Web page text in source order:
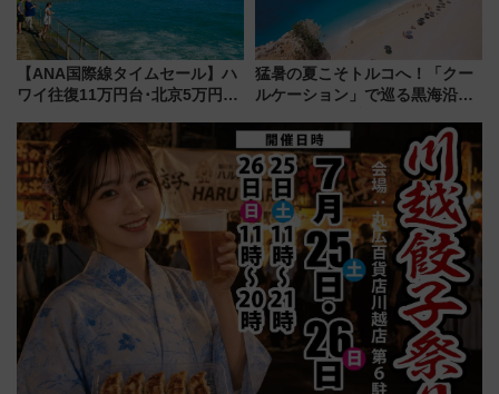
【ANA国際線タイムセール】ハ
ワイ往復11万円台･北京5万円台
来春のGW旅行まで狙える激ア
ツ路線まとめ（8/10まで）
猛暑の夏こそトルコへ！「クー
ルケーション」で巡る黒海沿岸
連検索数が前年比237％増、ナ
ショジオも認める『2026年に訪
れるべき世界の旅先』